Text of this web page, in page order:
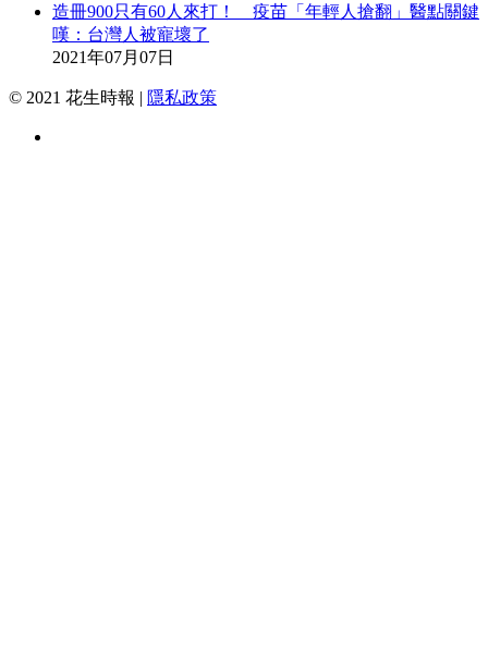
造冊900只有60人來打！ 疫苗「年輕人搶翻」醫點關鍵
嘆：台灣人被寵壞了
2021年07月07日
© 2021 花生時報 | 隱私政策